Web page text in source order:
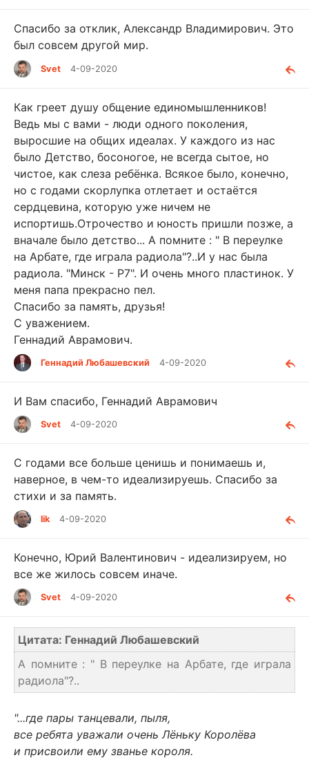
Спасибо за отклик, Александр Владимирович. Это
был совсем другой мир.
Svet 4-09-2020
Как греет душу общение единомышленников!
Ведь мы с вами - люди одного поколения,
выросшие на общих идеалах. У каждого из нас
было Детство, босоногое, не всегда сытое, но
чистое, как слеза ребёнка. Всякое было, конечно,
но с годами скорлупка отлетает и остаётся
сердцевина, которую уже ничем не
испортишь.Отрочество и юность пришли позже, а
вначале было детство... А помните : " В переулке
на Арбате, где играла радиола"?..И у нас была
радиола. "Минск - Р7". И очень много пластинок. У
меня папа прекрасно пел.
Спасибо за память, друзья!
С уважением.
Геннадий Аврамович.
Геннадий Любашевский 4-09-2020
И Вам спасибо, Геннадий Аврамович
Svet 4-09-2020
С годами все больше ценишь и понимаешь и,
наверное, в чем-то идеализируешь. Спасибо за
стихи и за память.
lik 4-09-2020
Конечно, Юрий Валентинович - идеализируем, но
все же жилось совсем иначе.
Svet 4-09-2020
Цитата: Геннадий Любашевский
А помните : " В переулке на Арбате, где играла
радиола"?..
"...где пары танцевали, пыля,
все ребята уважали очень Лёньку Королёва
и присвоили ему званье короля.